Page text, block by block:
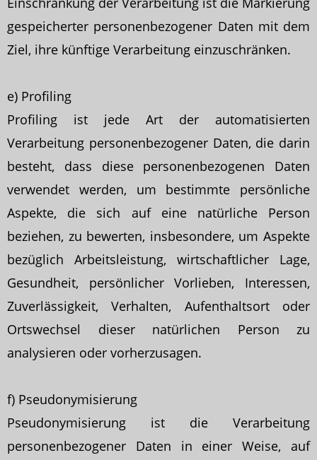
gespeicherter personenbezogener Daten mit dem
Ziel, ihre künftige Verarbeitung einzuschränken.
e) Profiling
Profiling ist jede Art der automatisierten
Verarbeitung personenbezogener Daten, die darin
besteht, dass diese personenbezogenen Daten
verwendet werden, um bestimmte persönliche
Aspekte, die sich auf eine natürliche Person
beziehen, zu bewerten, insbesondere, um Aspekte
bezüglich Arbeitsleistung, wirtschaftlicher Lage,
Gesundheit, persönlicher Vorlieben, Interessen,
Zuverlässigkeit, Verhalten, Aufenthaltsort oder
Ortswechsel dieser natürlichen Person zu
analysieren oder vorherzusagen.
f) Pseudonymisierung
Pseudonymisierung ist die Verarbeitung
personenbezogener Daten in einer Weise, auf